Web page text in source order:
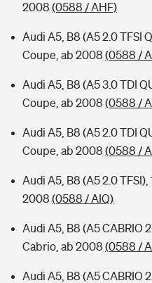
2008 (0588 / AHF)
Audi A5, B8 (A5 2.0 TFSI
Coupe, ab 2008 (0588 /
Audi A5, B8 (A5 3.0 TDI
Coupe, ab 2008 (0588 /
Audi A5, B8 (A5 2.0 TDI
Coupe, ab 2008 (0588 /
Audi A5, B8 (A5 2.0
2008 (0588 / AIQ)
Audi A5, B8 (A5 CABRIO
Cabrio, ab 2008 (0588 /
Audi A5, B8 (A5 CABRIO